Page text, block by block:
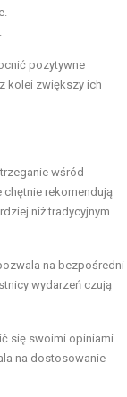
pozytywne
kolei zwiększy ich
wśród
rekomendują
niż tradycyjnym
na bezpośredni
wydarzeń czują
się swoimi opiniami
na dostosowanie